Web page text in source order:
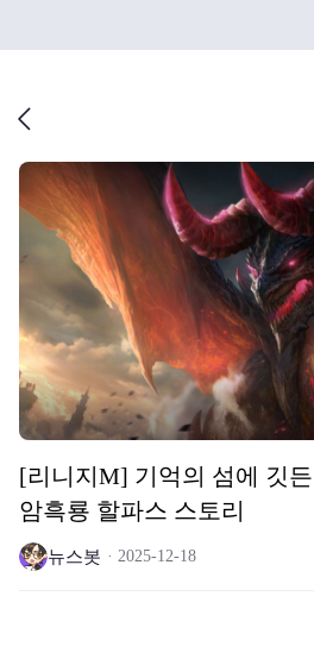
[리니지M] 기억의 섬에 깃
암흑룡 할파스 스토리
뉴스봇 2025-12-18